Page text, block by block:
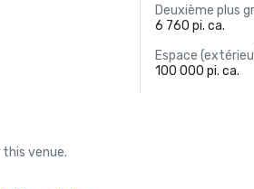
Deuxième plus
6 760 pi. ca.
Espace
100 000 pi. ca.
this venue.